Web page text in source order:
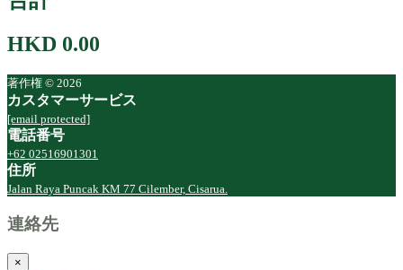
HKD 0.00
著作権 © 2026
カスタマーサービス
[email protected]
電話番号
+62 02516901301
住所
Jalan Raya Puncak KM 77 Cilember, Cisarua.
連絡先
×